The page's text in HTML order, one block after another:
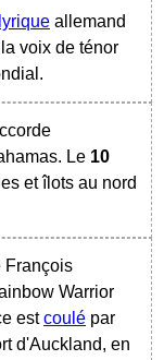
lyrique allemand
voix de ténor
Le 10
et îlots au nord
François
Warrior
estcoulé par
d'Auckland, en